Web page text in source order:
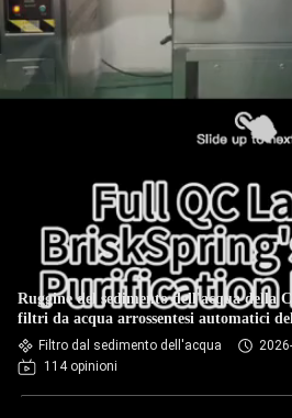
Ruggine del sedimento dell'acqua della
filtri da acqua arrossentesi automatici
Filtro dal sedimento dell'acqua
114 opinioni